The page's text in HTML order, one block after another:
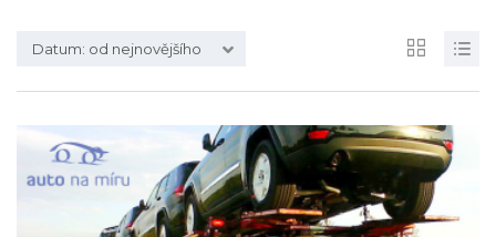
Datum: od nejnovějšího